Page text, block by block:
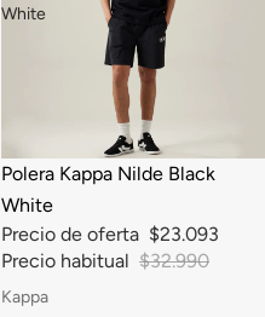
White
-30%
Polera Kappa Nilde Black
White
Precio de oferta $23.093
Precio habitual $32.990
Kappa